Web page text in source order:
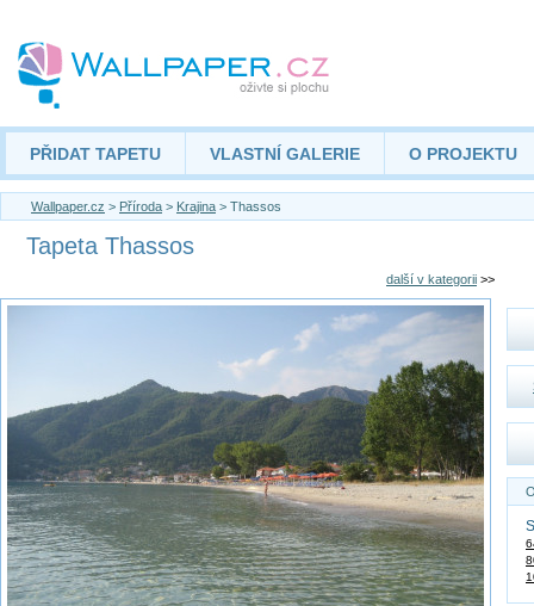
PŘIDAT TAPETU VLASTNÍ GALERIE O PROJEKTU
Wallpaper.cz > Příroda > Krajina > Thassos
Tapeta Thassos
další v kategorii >>